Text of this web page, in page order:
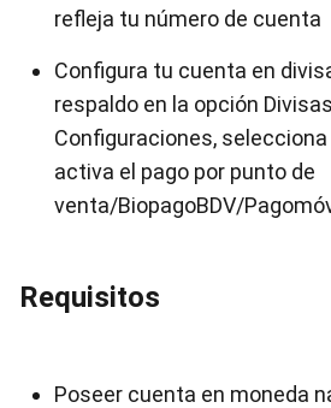
refleja tu número de cuenta
Configura tu cuenta en
respaldo en la opción
Configuraciones,
activa el pago por punto de
venta/BiopagoBDV/
Requisitos
Poseer cuenta en moneda